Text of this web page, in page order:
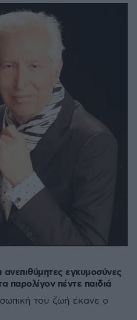
εγκυμοσύνες
παρολίγον πέντε παιδιά
του ζωή έκανε ο